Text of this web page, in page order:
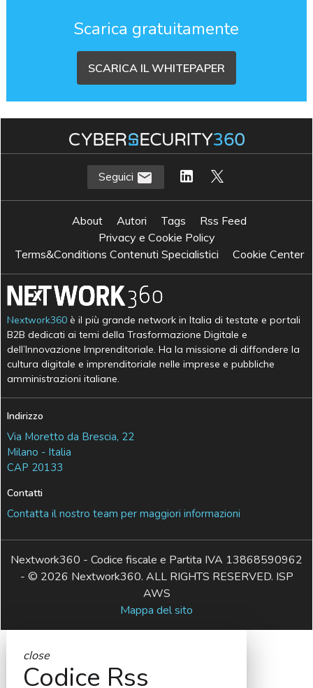
Scarica gratuitamente
SCARICA IL WHITEPAPER
Seguici
About Autori Tags
Rss Feed
Privacy e Cookie Policy
Terms&Conditions Contenuti Specialistici
Cookie Center
Nextwork360 è il più grande network in Italia di testate e portali
B2B dedicati ai temi della Trasformazione Digitale e
dell’Innovazione Imprenditoriale. Ha la missione di diffondere la
cultura digitale e imprenditoriale nelle imprese e pubbliche
amministrazioni italiane.
Indirizzo
Via Moretto da Brescia, 22
Milano - Italia
CAP 20133
Contatti
Contatta il nostro team per maggiori informazioni
Nextwork360 - Codice fiscale e Partita IVA 13868590962
- © 2026 Nextwork360. ALL RIGHTS RESERVED. ISP
AWS
Mappa del sito
close
Codice Rss